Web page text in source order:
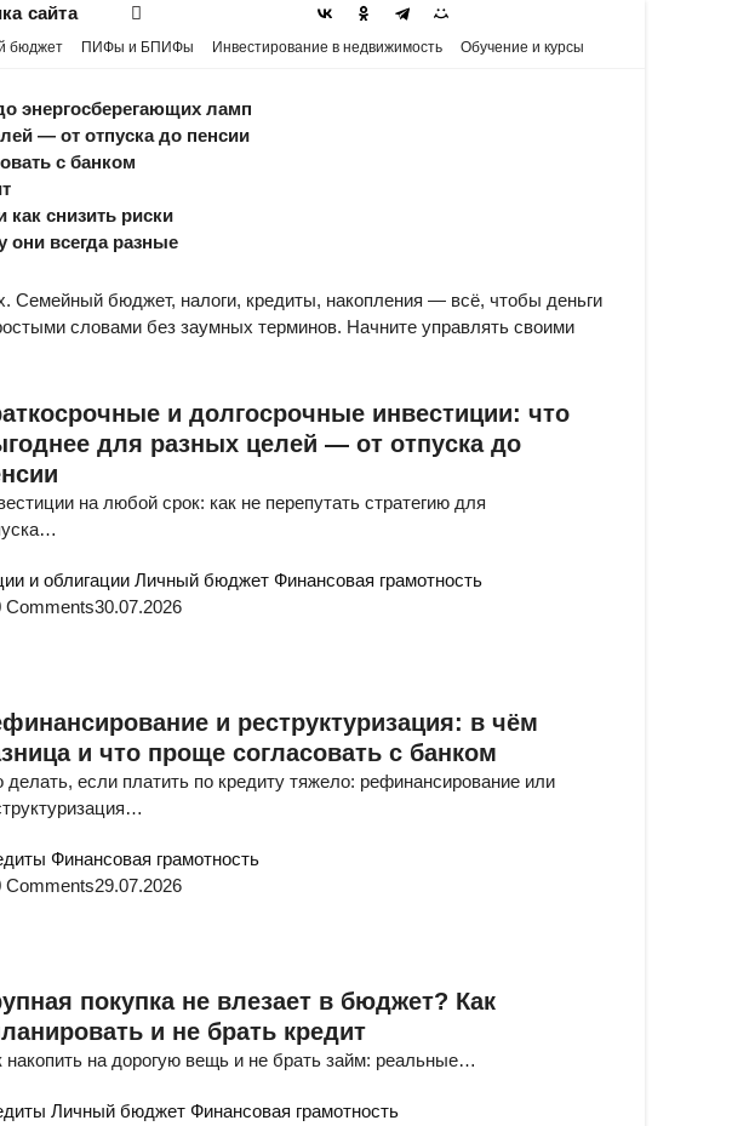
сайта
бюджет ПИФы и БПИФы Инвестирование в недвижимость Обучение и курсы
ламп
отпуска до пенсии
с банком
риски
разные
Семейный бюджет, налоги, кредиты, накопления — всё, чтобы деньги
словами без заумных терминов. Начните управлять своими
и долгосрочные инвестиции: что
для разных целей — от отпуска до
на любой срок: как не перепутать стратегию для
и облигации Личный бюджет Финансовая грамотность
Comments30.07.2026
и реструктуризация: в чём
и что проще согласовать с банком
делать, если платить по кредиту тяжело: рефинансирование или
Финансовая грамотность
Comments29.07.2026
покупка не влезает в бюджет? Как
и не брать кредит
накопить на дорогую вещь и не брать займ: реальные…
Личный бюджет Финансовая грамотность